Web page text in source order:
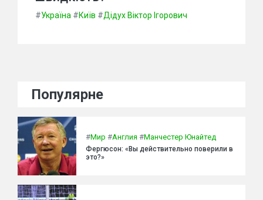
#Україна #Київ #Дідух Віктор Ігорович
Популярне
#Мир #Англия #Манчестер Юнайтед
Фергюсон: «Вы действительно поверили в
это?»